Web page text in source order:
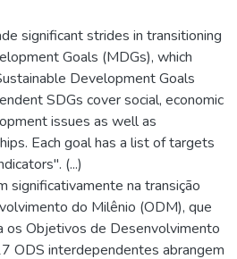
significant strides in transitioning
Goals (MDGs), which
Development Goals
SDGs cover social, economic
issues as well as
Each goal has a list of targets
(...)
significativamente na transição
do Milênio (ODM), que
os Objetivos de Desenvolvimento
ODS interdependentes abrangem